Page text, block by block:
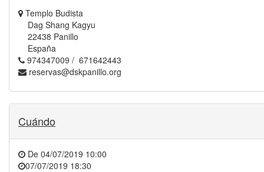
Templo Budista
Dag Shang Kagyu
22438 Panillo
España
974347009 / 671642443
reservas@dskpanillo.org
Cuándo
De 04/07/2019 10:00
07/07/2019 18:30